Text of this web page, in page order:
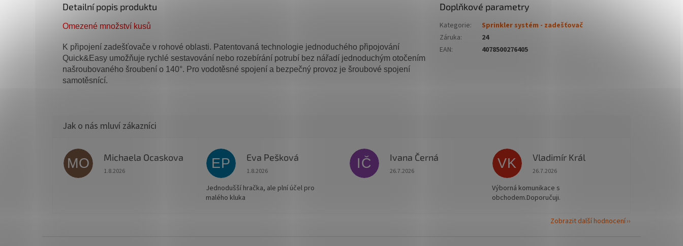
Detailní popis produktu
Omezené množství kusů
K připojení zadešťovače v rohové oblasti. Patentovaná technologie jednoduchého připojování
Quick&Easy umožňuje rychlé sestavování nebo rozebírání potrubí bez nářadí jednoduchým otočením
našroubovaného šroubení o 140°. Pro vodotěsné spojení a bezpečný provoz je šroubové spojení
samotěsnící.
Doplňkové parametry
Kategorie:
Sprinkler systém - zadešťovač
Záruka:
24
EAN: 4078500276405
MO Michaela Ocaskova
Hodnocení obchodu je 5 z 5 hvězdiček.
1.8.2026
EP Eva Pešková
Hodnocení obchodu je 5 z 5 hvězdiček.
1.8.2026
Jednodušší hračka, ale plní účel pro
malého kluka
IČ Ivana Černá
Hodnocení obchodu je 5 z 5 hvězdiček.
26.7.2026
VK Vladimír Král
Hodnocení obchodu je 5 z 5 hvězdiček.
26.7.2026
Výborná komunikace s
obchodem.Doporučuji.
Zobrazit další hodnocení